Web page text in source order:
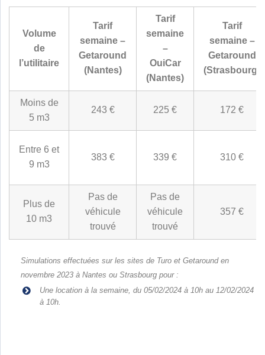
Volume
de
l’utilitaire
Tarif
semaine –
Getaround
(Nantes)
Tarif
semaine
–
OuiCar
(Nantes)
Tarif
semaine –
Getaround
(Strasbourg)
Moins de
5 m3
243 € 225 € 172 €
Entre 6 et
9 m3
383 € 339 € 310 €
Plus de
10 m3
Pas de
véhicule
trouvé
Pas de
véhicule
trouvé
357 €
Simulations effectuées sur les sites de Turo et Getaround en
novembre 2023 à Nantes ou Strasbourg pour :
Une location à la semaine, du 05/02/2024 à 10h au 12/02/2024
à 10h.